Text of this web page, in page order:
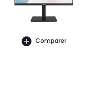
Comparer